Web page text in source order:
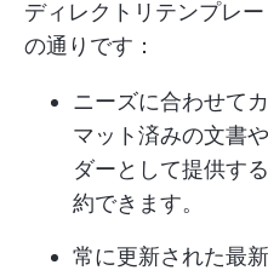
ディレクトリテンプレ
の通りです：
ニーズに合わせて
マット済みの文書
ダーとして提供す
約できます。
常に更新された最